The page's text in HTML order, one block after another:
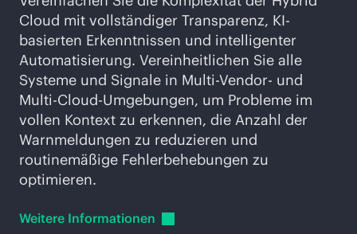
Cloud mit vollständiger Transparenz, KI-
basierten Erkenntnissen und intelligenter
Automatisierung. Vereinheitlichen Sie alle
Systeme und Signale in Multi-Vendor- und
Multi-Cloud-Umgebungen, um Probleme im
vollen Kontext zu erkennen, die Anzahl der
Warnmeldungen zu reduzieren und
routinemäßige Fehlerbehebungen zu
optimieren.
Weitere Informationen